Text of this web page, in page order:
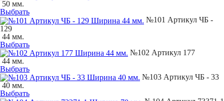
50 мм.
Выбрать
№101 Артикул ЧБ -
129
44 мм.
Выбрать
№102 Артикул 177
44 мм.
Выбрать
№103 Артикул ЧБ - 33
40 мм.
Выбрать